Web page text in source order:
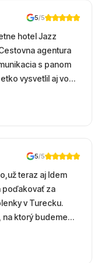
5/5
hotel Jazz
agentura
s panom
vysvetlil aj vo
Hotel
more,
5/5
teraz aj Idem
poďakovať za
v Turecku.
na ktorý budeme
prebehlo
zájazdu, cez